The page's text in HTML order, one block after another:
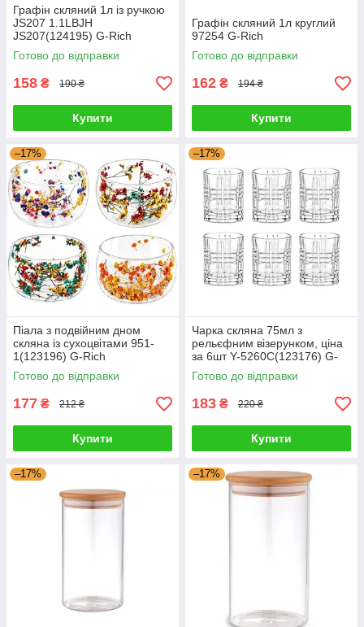
Графін скляний 1л із ручкою
JS207 1.1LBJH
JS207(124195) G-Rich
Готово до відправки
158 ₴ 190 ₴
Купити
Графін скляний 1л круглий
97254 G-Rich
Готово до відправки
162 ₴ 194 ₴
Купити
–17%
Піала з подвійним дном
скляна із сухоцвітами 951-
1(123196) G-Rich
Готово до відправки
177 ₴ 212 ₴
Купити
–17%
Чарка скляна 75мл з
рельєфним візерунком, ціна
за 6шт Y-5260C(123176) G-
Rich
Готово до відправки
183 ₴ 220 ₴
Купити
–17% –17%